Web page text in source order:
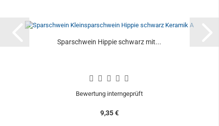
Sparschwein Hippie schwarz mit...
Bewertung interngeprüft
9,35 €